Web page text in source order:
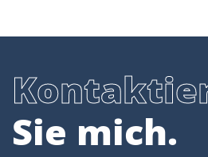
Kontaktie
Sie mich.